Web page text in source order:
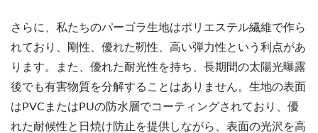
さらに、私たちのパーゴラ生地はポリエステル繊維で作ら
れており、剛性、優れた靭性、高い弾力性という利点があ
ります。また、優れた耐光性を持ち、長期間の太陽光曝露
後でも有害物質を分解することはありません。生地の表面
はPVCまたはPUの防水層でコーティングされており、優
れた耐候性と日焼け防止を提供しながら、表面の光沢を高